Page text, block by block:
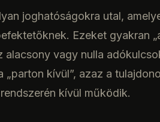
joghatóságokra utal,
Ezeket gyakran
vagy nulla
„parton kívül”, azaz a
kívül működik.